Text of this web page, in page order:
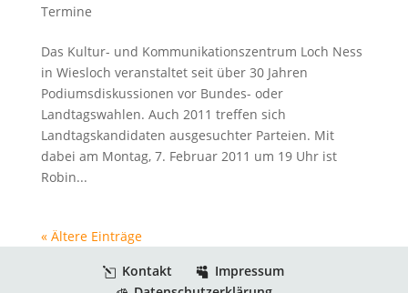
Termine
Das Kultur- und Kommunikationszentrum Loch Ness
in Wiesloch veranstaltet seit über 30 Jahren
Podiumsdiskussionen vor Bundes- oder
Landtagswahlen. Auch 2011 treffen sich
Landtagskandidaten ausgesuchter Parteien. Mit
dabei am Montag, 7. Februar 2011 um 19 Uhr ist
Robin...
« Ältere Einträge
Kontakt
Impressum